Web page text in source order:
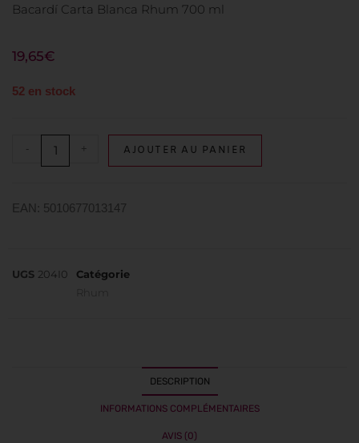
Bacardí Carta Blanca Rhum 700 ml
19,65€
52 en stock
- + AJOUTER AU PANIER
EAN: 5010677013147
UGS 204I0
Catégorie
DESCRIPTION
INFORMATIONS COMPLÉMENTAIRES
AVIS (0)